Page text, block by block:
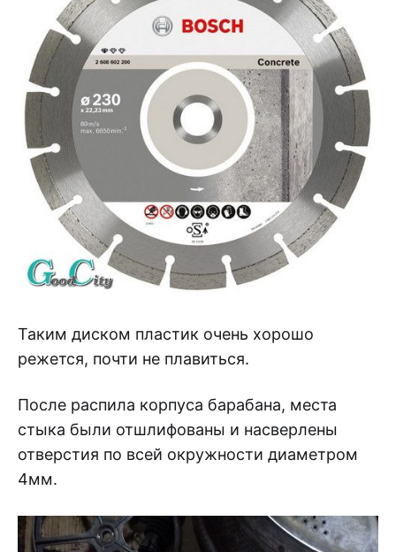
Таким диском пластик очень хорошо
режется, почти не плавиться.
После распила корпуса барабана, места
стыка были отшлифованы и насверлены
отверстия по всей окружности диаметром
4мм.